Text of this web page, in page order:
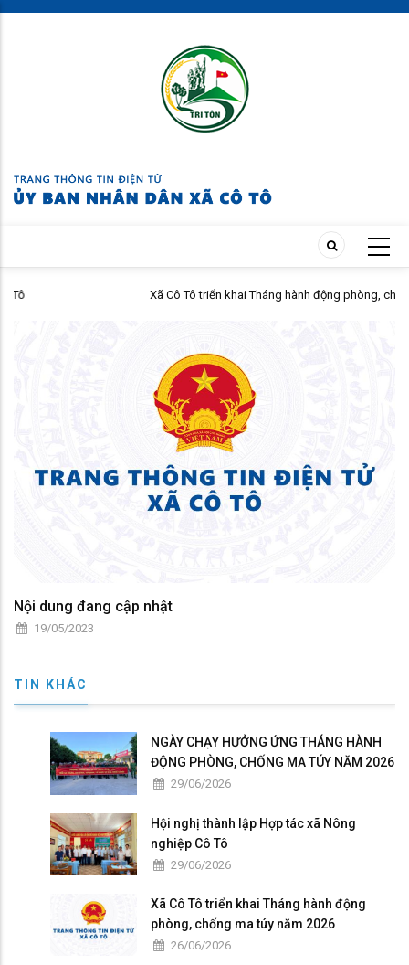
Skip
Xã Cô Tô triển khai Tháng hành động phòng, chống ma túy năm
Nội dung đang cập nhật
19/05/2023
TIN KHÁC
NGÀY CHẠY HƯỞNG ỨNG THÁNG HÀNH
ĐỘNG PHÒNG, CHỐNG MA TÚY NĂM 2026
29/06/2026
Hội nghị thành lập Hợp tác xã Nông
nghiệp Cô Tô
29/06/2026
Xã Cô Tô triển khai Tháng hành động
phòng, chống ma túy năm 2026
26/06/2026